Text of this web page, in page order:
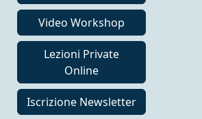
Video Workshop
Lezioni Private
Online
Iscrizione Newsletter